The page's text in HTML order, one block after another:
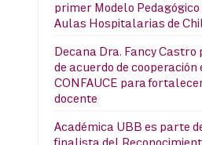
primer Modelo
Aulas Hospitalarias de
Decana Dra. Fancy
de acuerdo de cooperación
CONFAUCE para
docente
Académica UBB es parte